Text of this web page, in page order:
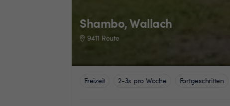
Shambo, Wallach
9411 Reute
Freizeit 2-3x pro Woche Fortgeschritten